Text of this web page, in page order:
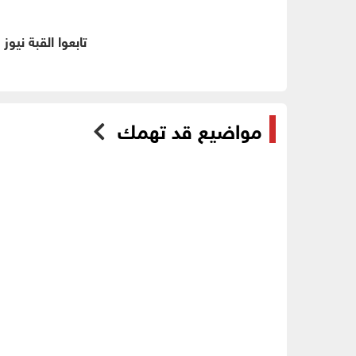
تابعوا القبة
مواضيع قد تهمك